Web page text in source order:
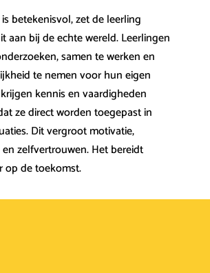
betekenisvol, zet de leerling
aan bij de echte wereld. Leerlingen
samen te werken en
te nemen voor hun eigen
kennis en vaardigheden
ze direct worden toegepast in
Dit vergroot motivatie,
zelfvertrouwen. Het bereidt
op de toekomst.